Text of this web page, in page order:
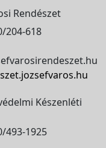
Rendészet
204-618
Készenléti
493-1925